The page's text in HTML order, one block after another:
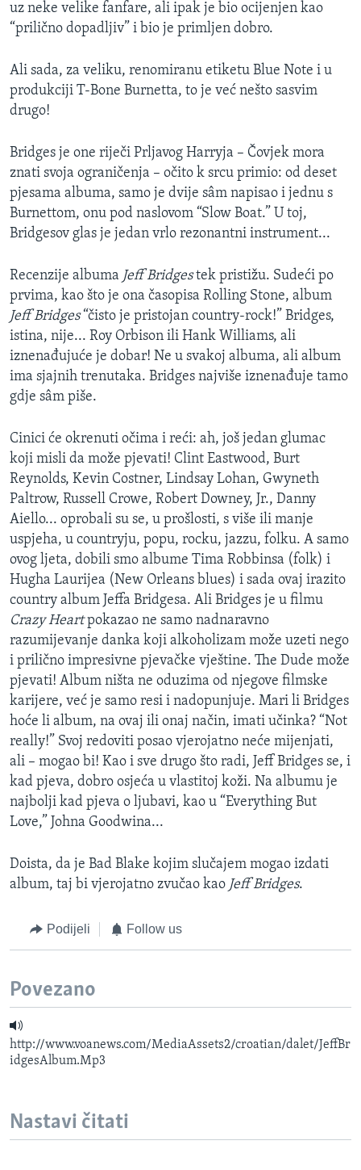
uz neke velike fanfare, ali ipak je bio ocijenjen kao
“prilično dopadljiv” i bio je primljen dobro.
Ali sada, za veliku, renomiranu etiketu Blue Note i u
produkciji T-Bone Burnetta, to je već nešto sasvim
drugo!
Bridges je one riječi Prljavog Harryja – Čovjek mora
znati svoja ograničenja – očito k srcu primio: od deset
pjesama albuma, samo je dvije sâm napisao i jednu s
Burnettom, onu pod naslovom “Slow Boat.” U toj,
Bridgesov glas je jedan vrlo rezonantni instrument...
Recenzije albuma Jeff Bridgestek pristižu. Sudeći po
prvima, kao što je ona časopisa Rolling Stone, album
Jeff Bridges“čisto je pristojan country-rock!” Bridges,
istina, nije... Roy Orbison ili Hank Williams, ali
iznenađujuće je dobar! Ne u svakoj albuma, ali album
ima sjajnih trenutaka. Bridges najviše iznenađuje tamo
gdje sâm piše.
Cinici će okrenuti očima i reći: ah, još jedan glumac
koji misli da može pjevati! Clint Eastwood, Burt
Reynolds, Kevin Costner, Lindsay Lohan, Gwyneth
Paltrow, Russell Crowe, Robert Downey, Jr., Danny
Aiello... oprobali su se, u prošlosti, s više ili manje
uspjeha, u countryju, popu, rocku, jazzu, folku. A samo
ovog ljeta, dobili smo albume Tima Robbinsa (folk) i
Hugha Laurijea (New Orleans blues) i sada ovaj irazito
country album Jeffa Bridgesa. Ali Bridges je u filmu
Crazy Heartpokazao ne samo nadnaravno
razumijevanje danka koji alkoholizam može uzeti nego
i prilično impresivne pjevačke vještine. The Dude može
pjevati! Album ništa ne oduzima od njegove filmske
karijere, već je samo resi i nadopunjuje. Mari li Bridges
hoće li album, na ovaj ili onaj način, imati učinka? “Not
really!” Svoj redoviti posao vjerojatno neće mijenjati,
ali – mogao bi! Kao i sve drugo što radi, Jeff Bridges se, i
kad pjeva, dobro osjeća u vlastitoj koži. Na albumu je
najbolji kad pjeva o ljubavi, kao u “Everything But
Love,” Johna Goodwina...
Doista, da je Bad Blake kojim slučajem mogao izdati
album, taj bi vjerojatno zvučao kao Jeff Bridges.
Podijeli Follow us
Povezano
http://www.voanews.com/MediaAssets2/croatian/dalet/JeffBr
idgesAlbum.Mp3
Nastavi čitati